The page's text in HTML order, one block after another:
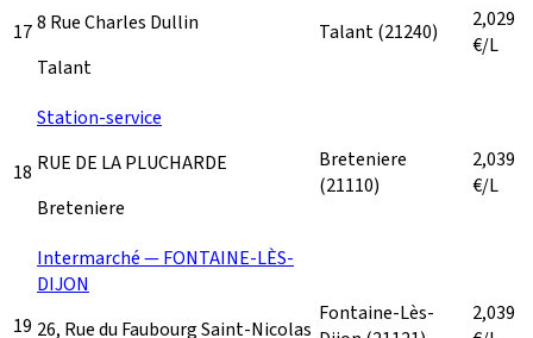
178 Rue Charles Dullin
Talant
Talant(21240)
2,029
€/L
18
Station-service
RUE DE LA PLUCHARDE
Breteniere
Breteniere
(21110)
2,039
€/L
19
Intermarché — FONTAINE-LÈS-
DIJON
26, Rue du Faubourg Saint-Nicolas
Fontaine-Lès-
2,039